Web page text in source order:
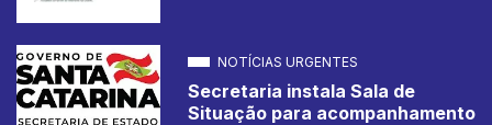
NOTÍCIAS URGENTES
Secretaria instala Sala de
Situação para acompanhamento